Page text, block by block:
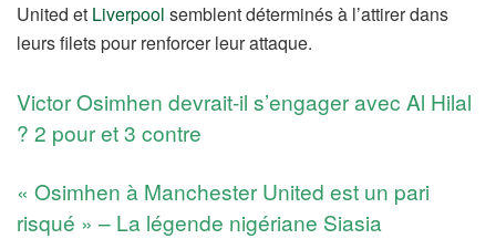
United et Liverpool semblent déterminés à l’attirer dans
leurs filets pour renforcer leur attaque.
Victor Osimhen devrait-il s’engager avec Al Hilal
? 2 pour et 3 contre
« Osimhen à Manchester United est un pari
risqué » – La légende nigériane Siasia